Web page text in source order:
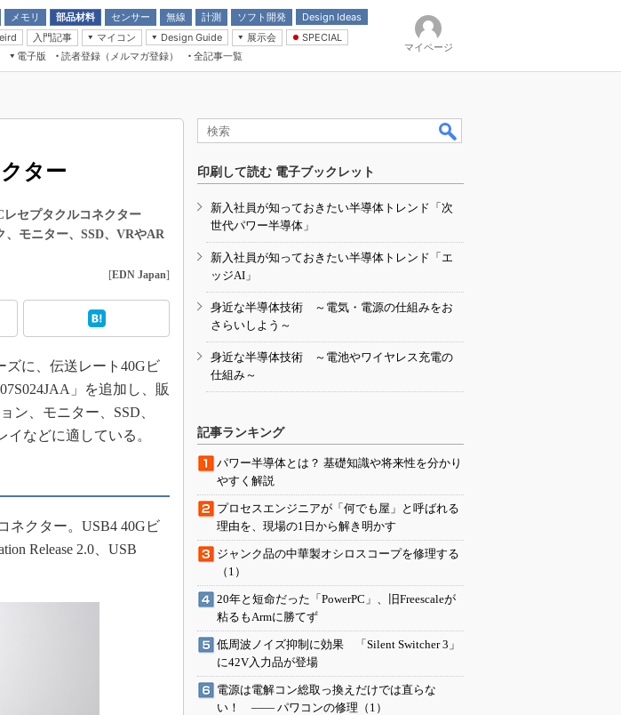
メモリ
部品材料
センサー 無線 計測 ソフト開発
Design Ideas
アナログ機能回路
計測とテスト
入門記事
マイコン
Design Guide
器
展示会
CEATEC
組込み/エッジコンピューティング展
人とくるま展
SPECIAL
Microchip情報
電子版
読者登録（メルマガ登録） 全記事一覧
マイページ
ター
レセプタクルコネクター
、モニター、SSD、VRやAR
[EDN Japan]
ズに、伝送レート40Gビ
」を追加し、販
ン、モニター、SSD、
などに適している。
ネクター。USB4 40Gビ
Release 2.0、USB
印刷して読む 電子ブックレット
新入社員が知っておきたい半導体トレンド「次
世代パワー半導体」
新入社員が知っておきたい半導体トレンド「エ
ッジAI」
身近な半導体技術 ～電気・電源の仕組みをお
さらいしよう～
身近な半導体技術 ～電池やワイヤレス充電の
仕組み～
記事ランキング
パワー半導体とは？ 基礎知識や将来性を分かり
やすく解説
プロセスエンジニアが「何でも屋」と呼ばれる
理由を、現場の1日から解き明かす
ジャンク品の中華製オシロスコープを修理する
（1）
20年と短命だった「PowerPC」、旧Freescaleが
粘るもArmに勝てず
低周波ノイズ抑制に効果 「Silent Switcher 3」
に42V入力品が登場
電源は電解コン総取っ換えだけでは直らな
い！ ―― パワコンの修理（1）